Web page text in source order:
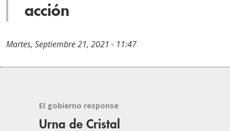
acción
Martes, Septiembre 21, 2021 - 11:47
El gobierno response
Urna de Cristal